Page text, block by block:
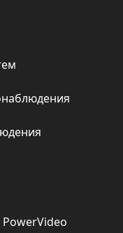
PowerVideo